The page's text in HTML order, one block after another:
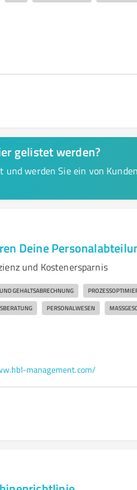
gelistet werden?
und werden Sie ein von
Deine
und Kostenersparnis
GEHALTSABRECHNUNG
PERSONALWESEN
management.com/